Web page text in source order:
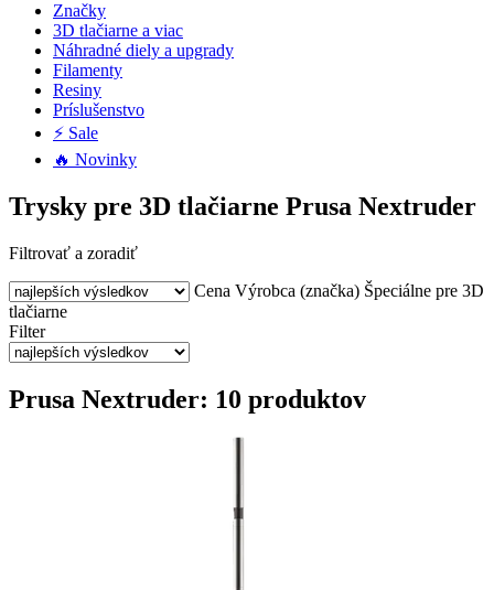
Značky
3D tlačiarne a viac
Náhradné diely a upgrady
Filamenty
Resiny
Príslušenstvo
⚡ Sale
🔥 Novinky
Trysky pre 3D tlačiarne Prusa Nextruder
Filtrovať a zoradiť
Cena Výrobca (značka) Špeciálne pre 3D
tlačiarne
Filter
Prusa Nextruder: 10 produktov